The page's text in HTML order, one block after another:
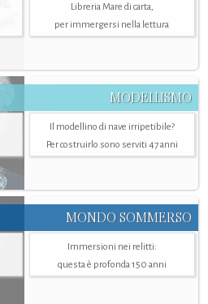
Libreria Mare di carta,
per immergersi nella lettura
MODELLISMO
Il modellino di nave irripetibile?
Per costruirlo sono serviti 47 anni
MONDO SOMMERSO
Immersioni nei relitti:
questa è profonda 150 anni